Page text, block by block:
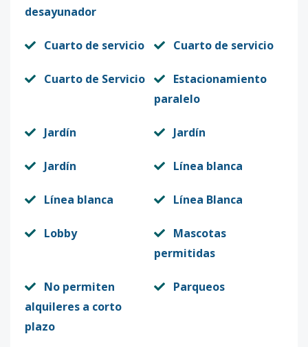
desayunador
Cuarto de servicio Cuarto de servicio
Cuarto de Servicio
Estacionamiento
paralelo
Jardín Jardín
Jardín Línea blanca
Línea blanca Línea Blanca
Lobby
Mascotas
permitidas
No permiten
alquileres a corto
plazo
Parqueos